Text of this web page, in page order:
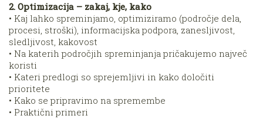
2. Optimizacija – zakaj, kje, kako
• Kaj lahko spreminjamo, optimiziramo (področje dela,
procesi, stroški), informacijska podpora, zanesljivost,
sledljivost, kakovost
• Na katerih področjih spreminjanja pričakujemo največ
koristi
• Kateri predlogi so sprejemljivi in kako določiti
prioritete
• Kako se pripravimo na spremembe
• Praktični primeri